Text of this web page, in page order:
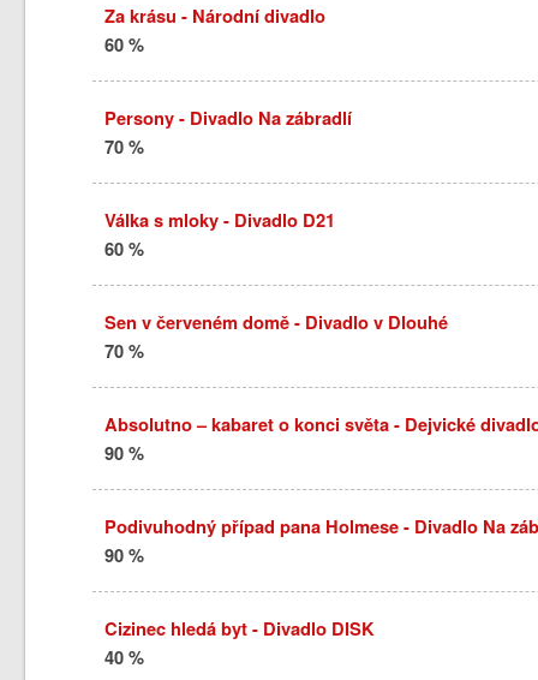
Za krásu - Národní divadlo
60 %
Persony - Divadlo Na zábradlí
70 %
Válka s mloky - Divadlo D21
60 %
Sen v červeném domě - Divadlo v Dlouhé
70 %
Absolutno – kabaret o konci světa - Dejvické
90 %
Podivuhodný případ pana Holmese - Divadlo Na
90 %
Cizinec hledá byt - Divadlo DISK
40 %